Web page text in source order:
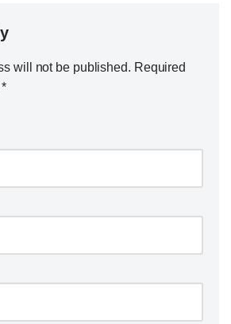
will not be published. Required
*